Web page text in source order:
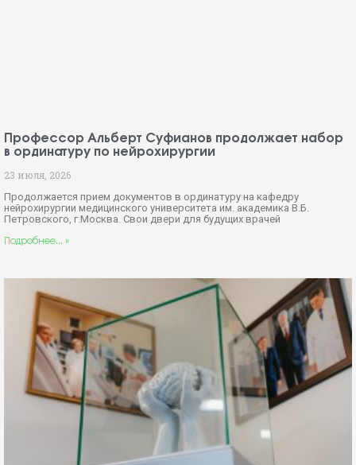
Профессор Альберт Суфианов продолжает набор
в ординатуру по нейрохирургии
23 июля, 2026
Продолжается прием документов в ординатуру на кафедру
нейрохирургии медицинского университета им. академика В.Б.
Петровского, г.Москва. Свои двери для будущих врачей
Подробнее... »